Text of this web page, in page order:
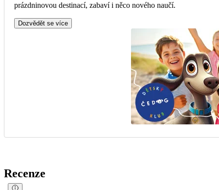
prázdninovou destinací, zabaví i něco nového naučí.
Dozvědět se více
Recenze